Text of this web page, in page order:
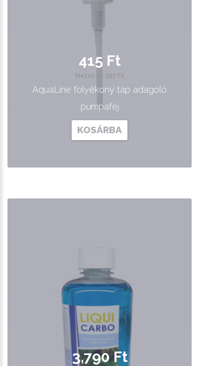
415 Ft
Nettó ár: 327 Ft
AquaLine folyékony táp adagoló
pumpafej
KOSÁRBA
3,790 Ft